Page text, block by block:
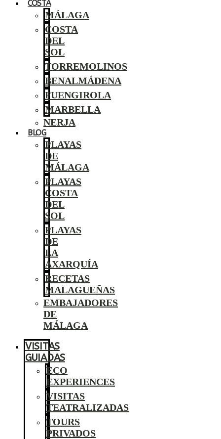
COSTA
MÁLAGA
COSTA
DEL
SOL
TORREMOLINOS
BENALMÁDENA
FUENGIROLA
MARBELLA
NERJA
BLOG
PLAYAS
DE
MÁLAGA
PLAYAS
COSTA
DEL
SOL
PLAYAS
DE
LA
AXARQUÍA
RECETAS
MALAGUEÑAS
EMBAJADORES
DE
MÁLAGA
VISITAS
GUIADAS
ECO
EXPERIENCES
VISITAS
TEATRALIZADAS
TOURS
PRIVADOS